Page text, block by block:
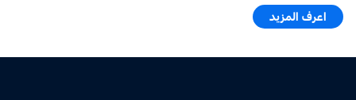
اعرف المزيد